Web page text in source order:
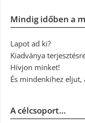
Mindig időben a
Lapot ad ki?
Kiadványa
Hívjon minket!
És mindenkihez eljut,
A célcsoport…